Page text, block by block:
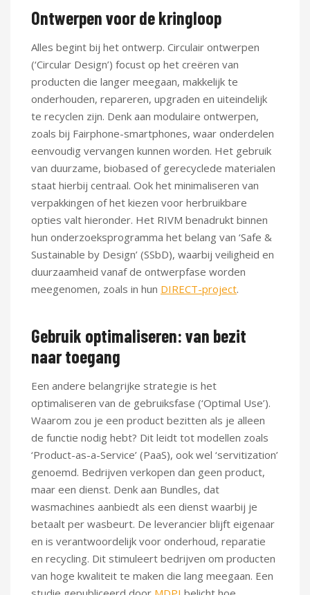
Ontwerpen voor de kringloop
Alles begint bij het ontwerp. Circulair ontwerpen
(‘Circular Design’) focust op het creëren van
producten die langer meegaan, makkelijk te
onderhouden, repareren, upgraden en uiteindelijk
te recyclen zijn. Denk aan modulaire ontwerpen,
zoals bij Fairphone-smartphones, waar onderdelen
eenvoudig vervangen kunnen worden. Het gebruik
van duurzame, biobased of gerecyclede materialen
staat hierbij centraal. Ook het minimaliseren van
verpakkingen of het kiezen voor herbruikbare
opties valt hieronder. Het RIVM benadrukt binnen
hun onderzoeksprogramma het belang van ‘Safe &
Sustainable by Design’ (SSbD), waarbij veiligheid en
duurzaamheid vanaf de ontwerpfase worden
meegenomen, zoals in hun DIRECT-project.
Gebruik optimaliseren: van bezit
naar toegang
Een andere belangrijke strategie is het
optimaliseren van de gebruiksfase (‘Optimal Use’).
Waarom zou je een product bezitten als je alleen
de functie nodig hebt? Dit leidt tot modellen zoals
‘Product-as-a-Service’ (PaaS), ook wel ‘servitization’
genoemd. Bedrijven verkopen dan geen product,
maar een dienst. Denk aan Bundles, dat
wasmachines aanbiedt als een dienst waarbij je
betaalt per wasbeurt. De leverancier blijft eigenaar
en is verantwoordelijk voor onderhoud, reparatie
en recycling. Dit stimuleert bedrijven om producten
van hoge kwaliteit te maken die lang meegaan. Een